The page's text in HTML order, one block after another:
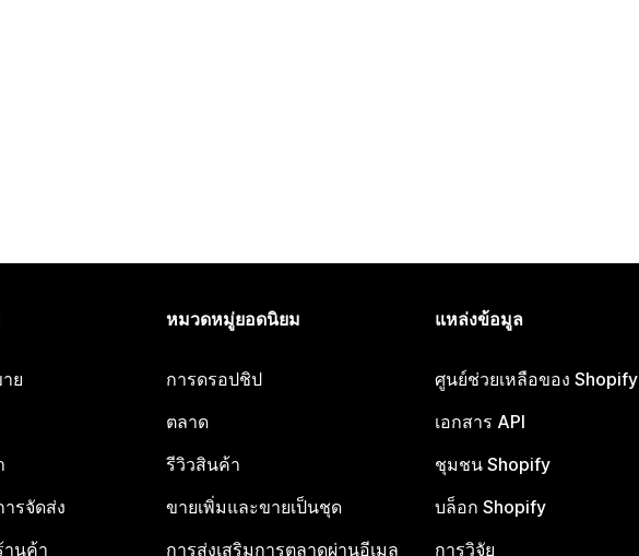
ย
รจัดส่ง
านค้า
หมวดหมู่ยอดนิยม
การดรอปชิป
ตลาด
รีวิวสินค้า
ขายเพิ่มและขายเป็นชุด
การส่งเสริมการตลาดผ่านอีเมล
แหล่งข้อมูล
ศูนย์ช่วยเหลือของ Shopify
เอกสาร API
ชุมชน Shopify
บล็อก Shopify
การวิจัย